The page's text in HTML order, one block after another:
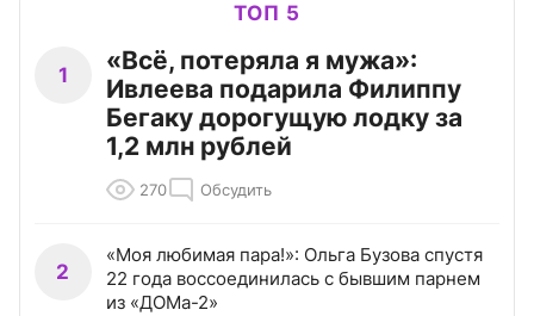
ТОП 5
1
«Всё, потеряла я мужа»:
Ивлеева подарила Филиппу
Бегаку дорогущую лодку за
1,2 млн рублей
270 Обсудить
2
«Моя любимая пара!»: Ольга Бузова спустя
22 года воссоединилась с бывшим парнем
из «ДОМа-2»